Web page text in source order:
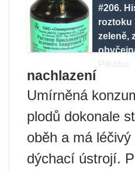
#206.
roztoku
zeleně,
nachlazení
Umírněná
plodů dokonale
oběh a má
dýchací ústrojí.